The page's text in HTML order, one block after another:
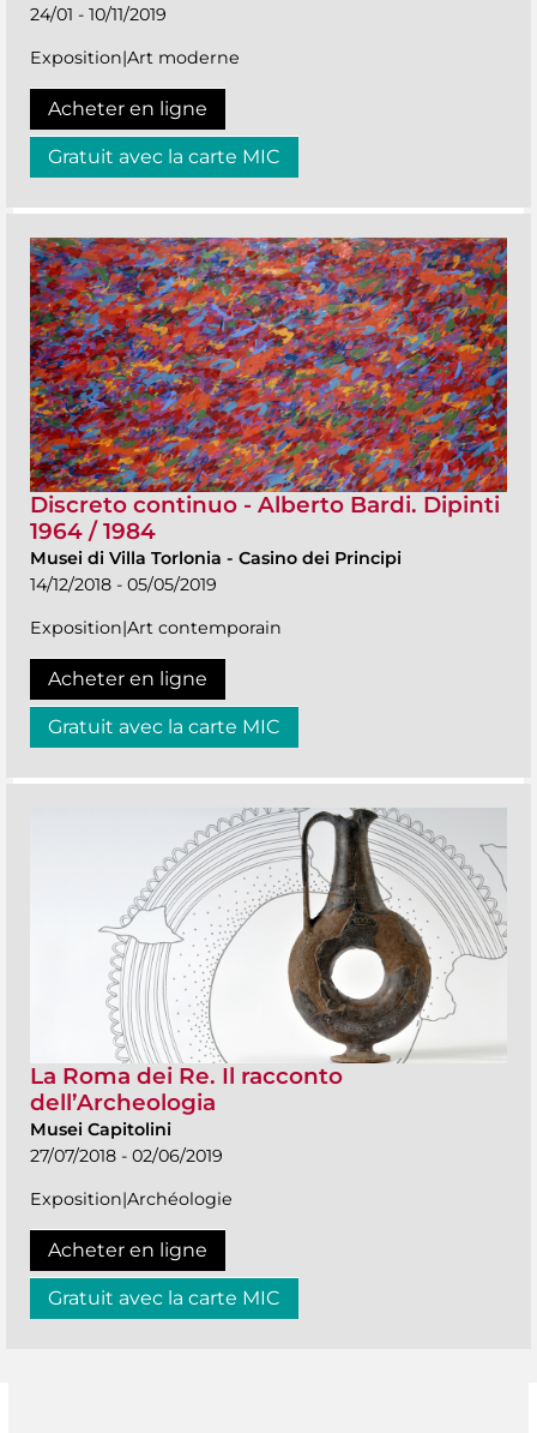
24/01 - 10/11/2019
Exposition|Art moderne
Acheter en ligne
Gratuit avec la carte MIC
Discreto continuo - Alberto Bardi. Dipinti
1964 / 1984
Musei di Villa Torlonia - Casino dei Principi
14/12/2018 - 05/05/2019
Exposition|Art contemporain
Acheter en ligne
Gratuit avec la carte MIC
La Roma dei Re. Il racconto
dell’Archeologia
Musei Capitolini
27/07/2018 - 02/06/2019
Exposition|Archéologie
Acheter en ligne
Gratuit avec la carte MIC